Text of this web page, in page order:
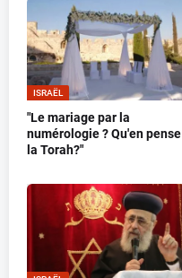
ISRAËL
"Le mariage par la
numérologie ? Qu'en pense
la Torah?"